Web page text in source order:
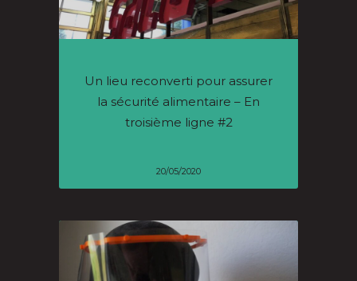
Un lieu reconverti pour assurer
la sécurité alimentaire – En
troisième ligne #2
20/05/2020